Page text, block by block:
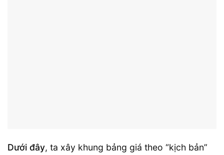
Dưới đây, ta xây khung bảng giá theo “kịch bản”